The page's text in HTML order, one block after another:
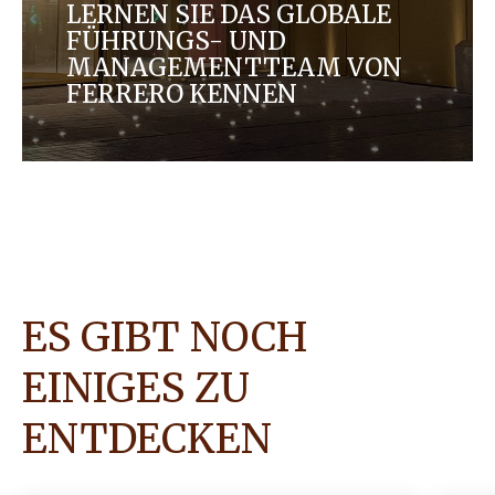
LERNEN SIE DAS GLOBALE
FÜHRUNGS- UND
MANAGEMENTTEAM VON
FERRERO KENNEN
Unser globales Führungs- und Managementteam
lenkt die Strategie und Geschäftstätigkeit von
ES GIBT NOCH
EINIGES ZU
ENTDECKEN